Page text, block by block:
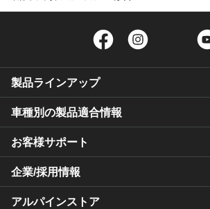
Facebook Twitter
製品ラインアップ
車種別の製品適合情報
お客様サポート
企業/採用情報
アルパインストア